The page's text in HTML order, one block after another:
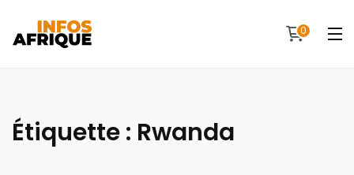
0
Étiquette : Rwanda